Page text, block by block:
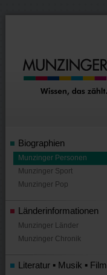
Biographien
Munzinger Personen
Munzinger Sport
Munzinger Pop
Länderinformationen
Munzinger Länder
Munzinger Chronik
Literatur ▪ Musik ▪ Film